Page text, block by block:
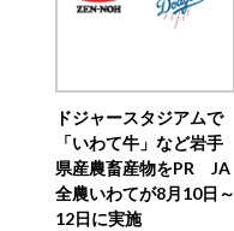
ドジャースタジアムで
「いわて牛」など岩手
県産農畜産物をPR JA
全農いわてが8月10日～
12日に実施